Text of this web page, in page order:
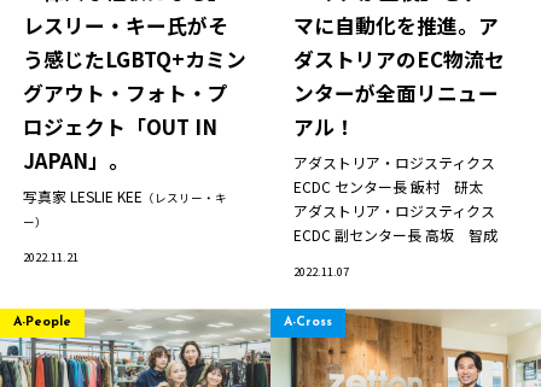
ニュース
企業情報
IR情報
サステナビリティ
レスリー・キー氏がそ
う感じたLGBTQ+カミン
グアウト・フォト・プ
ロジェクト「OUT IN
JAPAN」。
写真家 LESLIE KEE （レスリー・キ
ー）
2022.11.21
マに自動化を推進。ア
ダストリアのEC物流セ
ンターが全面リニュー
アル！
アダストリア・ロジスティクス
ECDC センター長飯村 研太
アダストリア・ロジスティクス
ECDC 副センター長高坂 智成
2022.11.07
A-People A-Cross